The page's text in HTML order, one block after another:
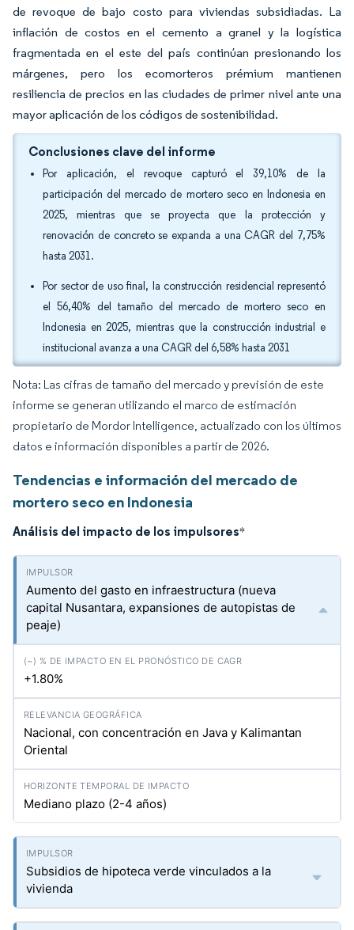
de revoque de bajo costo para viviendas subsidiadas. La
inflación de costos en el cemento a granel y la logística
fragmentada en el este del país continúan presionando los
márgenes, pero los ecomorteros prémium mantienen
resiliencia de precios en las ciudades de primer nivel ante una
mayor aplicación de los códigos de sostenibilidad.
Conclusiones clave del informe
Por aplicación, el revoque capturó el 39,10% de la
participación del mercado de mortero seco en Indonesia en
2025, mientras que se proyecta que la protección y
renovación de concreto se expanda a una CAGR del 7,75%
hasta 2031.
Por sector de uso final, la construcción residencial representó
el 56,40% del tamaño del mercado de mortero seco en
Indonesia en 2025, mientras que la construcción industrial e
institucional avanza a una CAGR del 6,58% hasta 2031
Nota: Las cifras de tamaño del mercado y previsión de este
informe se generan utilizando el marco de estimación
propietario de Mordor Intelligence, actualizado con los últimos
datos e información disponibles a partir de 2026.
Tendencias e información del mercado de
mortero seco en Indonesia
Análisis del impacto de los impulsores*
Aumento del gasto en infraestructura (nueva
capital Nusantara, expansiones de autopistas de
peaje)
+1.80%
Nacional, con concentración en Java y Kalimantan
Oriental
Mediano plazo (2-4 años)
Subsidios de hipoteca verde vinculados a la
vivienda